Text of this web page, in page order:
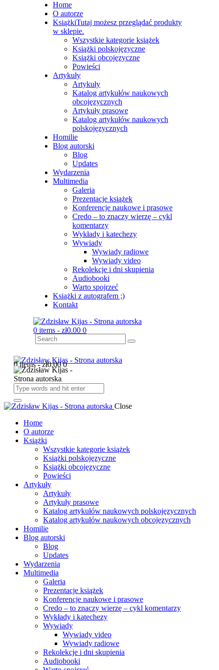
Home
O autorze
KsiążkiTutaj możesz przeglądać produkty
w sklepie.
Wszystkie kategorie książek
Książki polskojęzyczne
Książki obcojęzyczne
Powieści
Artykuły
Artykuły
Katalog artykułów naukowych
obcojęzycznych
Artykuły prasowe
Katalog artykułów naukowych
polskojęzycznych
Homilie
Blog autorski
Blog
Updates
Wydarzenia
Multimedia
Galeria
Prezentacje książek
Konferencje naukowe i prasowe
Credo – to znaczy wierzę – cykl
komentarzy
Wykłady i katechezy
Wywiady
Wywiady radiowe
Wywiady video
Rekolekcje i dni skupienia
Audiobooki
Warto spojrzeć
Książki z autografem ;)
Kontakt
0 items - zł0.00 0
0 items-zł0.00 0
Close
Home
O autorze
Książki
Wszystkie kategorie książek
Książki polskojęzyczne
Książki obcojęzyczne
Powieści
Artykuły
Artykuły
Artykuły prasowe
Katalog artykułów naukowych polskojęzycznych
Katalog artykułów naukowych obcojęzycznych
Homilie
Blog autorski
Blog
Updates
Wydarzenia
Multimedia
Galeria
Prezentacje książek
Konferencje naukowe i prasowe
Credo – to znaczy wierzę – cykl komentarzy
Wykłady i katechezy
Wywiady
Wywiady video
Wywiady radiowe
Rekolekcje i dni skupienia
Audiobooki